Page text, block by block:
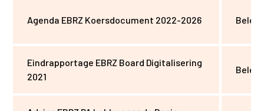
Agenda EBRZ Koersdocument 2022-2026
Eindrapportage EBRZ Board Digitalisering
2021